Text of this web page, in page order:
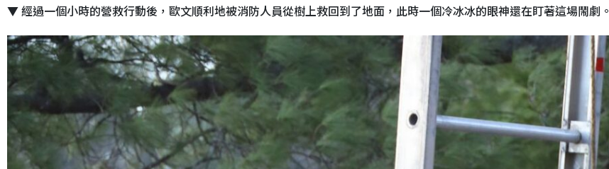
▼ 經過一個小時的營救行動後，歐文順利地被消防人員從樹上救回到了地面，此時一個冷冰冰的眼神還在盯著這場鬧劇。